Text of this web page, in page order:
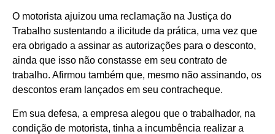
O motorista ajuizou uma reclamação na Justiça do
Trabalho sustentando a ilicitude da prática, uma vez que
era obrigado a assinar as autorizações para o desconto,
ainda que isso não constasse em seu contrato de
trabalho. Afirmou também que, mesmo não assinando, os
descontos eram lançados em seu contracheque.
Em sua defesa, a empresa alegou que o trabalhador, na
condição de motorista, tinha a incumbência realizar a